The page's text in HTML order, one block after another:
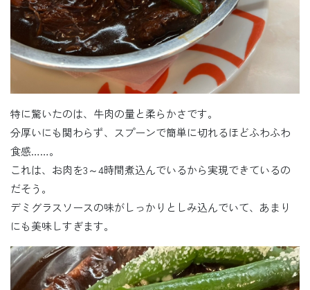
特に驚いたのは、牛肉の量と柔らかさです。
分厚いにも関わらず、スプーンで簡単に切れるほどふわふわ
食感……。
これは、お肉を3～4時間煮込んでいるから実現できているの
だそう。
デミグラスソースの味がしっかりとしみ込んでいて、あまり
にも美味しすぎます。